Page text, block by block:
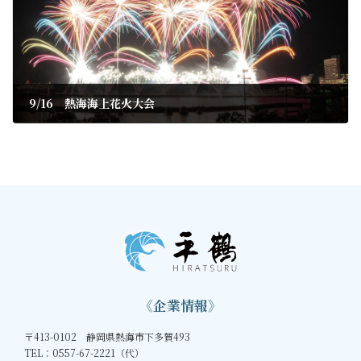
9/16 熱海海上花火大会
《企業情報》
〒413-0102 静岡県熱海市下多賀493
TEL：0557-67-2221（代）